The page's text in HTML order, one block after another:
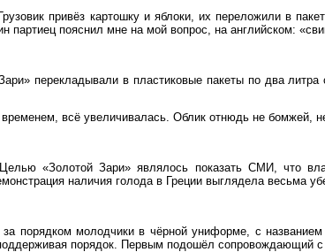
привёз картошку и яблоки, их переложили в
партиец пояснил мне на мой вопрос, на английском:
перекладывали в пластиковые пакеты по два
всё увеличивалась. Облик отнюдь не бомжей,
«Золотой Зари» являлось показать СМИ, что
наличия голода в Греции выглядела весьма
порядком молодчики в чёрной униформе, с
порядок. Первым подошёл сопровождающий с